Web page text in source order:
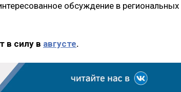
обсуждение в региональных
в силу в августе.